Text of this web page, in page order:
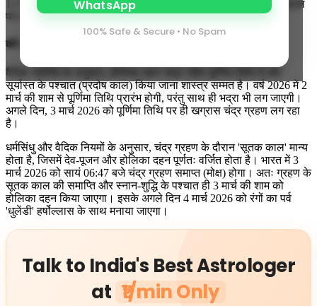
100% Safe & Secure • No Spam
12 राशियों के लिए होली का विशेष राशिफल व शुभ रंग। यह लेख आपको गूगल
पर सबसे प्रामाणिक जानकारी प्रदान करने के लिए तैयार किया गया है।
वर्ष 2026 में कब है होली?
वैदिक ज्योतिष के अनुसार, होलिका दहन भद्रा रहित पूर्णिमा तिथि में और
सूर्यास्त के पश्चात (प्रदोष काल) किया जाना शास्त्र सम्मत है। वर्ष 2026 में 2
मार्च की शाम से पूर्णिमा तिथि प्रारंभ होगी, परंतु साथ ही भद्रा भी लग जाएगी।
अगले दिन, 3 मार्च 2026 को पूर्णिमा तिथि पर ही खग्रास चंद्र ग्रहण लग रहा
है।
धर्मसिंधु और वैदिक नियमों के अनुसार, चंद्र ग्रहण के दौरान 'सूतक काल' मान्य
होता है, जिसमें देव-पूजन और होलिका दहन पूर्णतः वर्जित होता है। भारत में 3
मार्च 2026 को सायं 06:47 बजे चंद्र ग्रहण समाप्त (मोक्ष) होगा। अतः ग्रहण के
सूतक काल की समाप्ति और स्नान-शुद्धि के पश्चात ही 3 मार्च की शाम को
होलिका दहन किया जाएगा। इसके अगले दिन 4 मार्च 2026 को रंगों का पर्व
'धुलेंडी' हर्षोल्लास के साथ मनाया जाएगा।
Talk to India's Best Astrologer
at ₹1/min Only